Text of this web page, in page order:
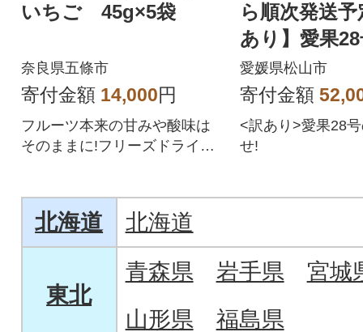
いちご 45g×5袋
奈良県五條市
寄付金額 14,000円
フルーツ本来の甘みや酸味は
そのままに!フリーズドライに
ら順次発送
あり】愛果
g
愛媛県松山市
寄付金額
<訳あり>愛果28
せ!
北海道 北海道
東北
青森県 岩手県
宮城
山形県
福島県